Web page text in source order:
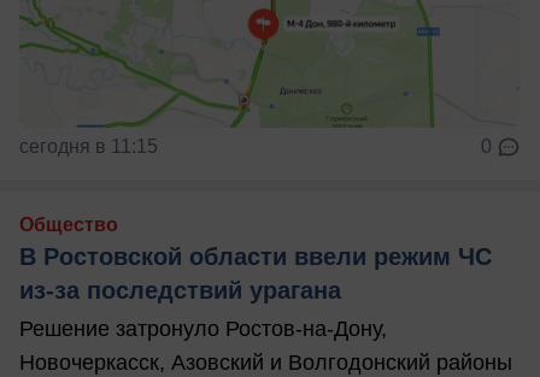
сегодня в 11:15 0
Общество
В Ростовской области ввели режим ЧС
из-за последствий урагана
Решение затронуло Ростов-на-Дону,
Новочеркасск, Азовский и Волгодонский районы